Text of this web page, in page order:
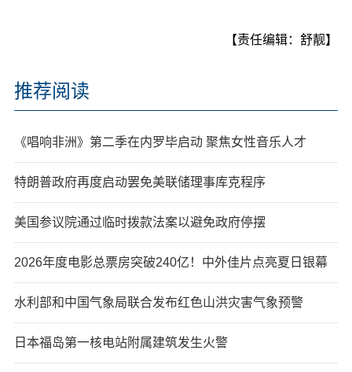
【责任编辑：舒靓】
推荐阅读
《唱响非洲》第二季在内罗毕启动 聚焦女性音乐人才
特朗普政府再度启动罢免美联储理事库克程序
美国参议院通过临时拨款法案以避免政府停摆
2026年度电影总票房突破240亿！中外佳片点亮夏日银幕
水利部和中国气象局联合发布红色山洪灾害气象预警
日本福岛第一核电站附属建筑发生火警